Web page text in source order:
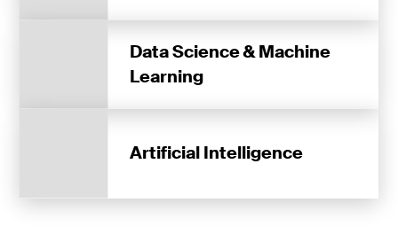
Data Science & Machine
Learning
Artificial Intelligence